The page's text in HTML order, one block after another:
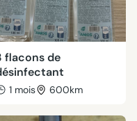
flacons de
1 mois 600km